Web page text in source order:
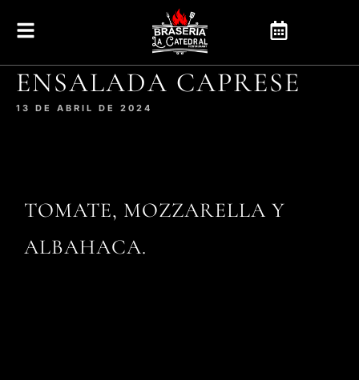
ENSALADA CAPRESE
13 DE ABRIL DE 2024
TOMATE, MOZZARELLA Y
ALBAHACA.